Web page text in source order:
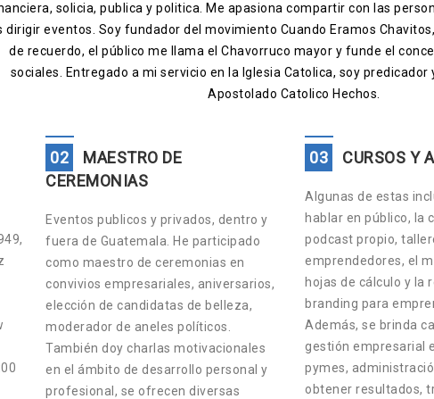
solicia, publica y politica. Me apasiona compartir con las
dirigir eventos. Soy fundador del movimiento Cuando Eramos
de recuerdo, el público me llama el Chavorruco mayor y funde el
sociales. Entregado a mi servicio en la Iglesia Catolica, soy predicador
Apostolado Catolico Hechos.
02
MAESTRO DE
CEREMONIAS
Eventos publicos y privados, dentro y
fuera de Guatemala. He participado
como maestro de ceremonias en
convivios empresariales, aniversarios,
elección de candidatas de belleza,
moderador de aneles políticos.
También doy charlas motivacionales
en el ámbito de desarrollo personal y
profesional, se ofrecen diversas
03 CURSOS Y
Algunas de estas
hablar en público, la
podcast propio,
emprendedores, el
hojas de cálculo y la
branding para
Además, se brinda
gestión empresarial
pymes,
obtener resultados,